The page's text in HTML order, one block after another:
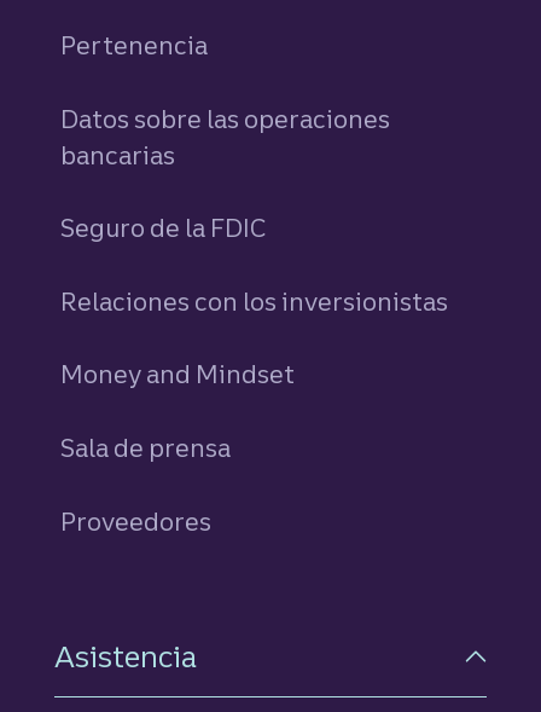
Pertenencia
Datos sobre las operaciones
bancarias
Seguro de la FDIC
Relaciones con los inversionistas
Money and Mindset
Sala de prensa
Proveedores
Asistencia